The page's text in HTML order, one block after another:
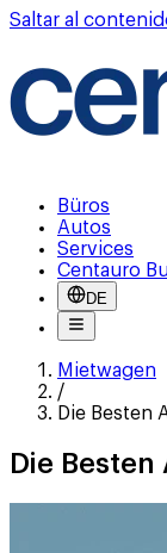
Saltar al
Büros
Autos
Services
Centauro
DE
Mietwagen
/
Die Besten
Die